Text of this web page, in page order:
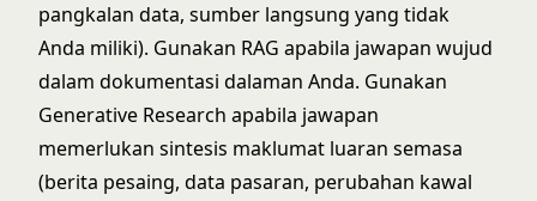
pangkalan data, sumber langsung yang tidak
Anda miliki). Gunakan RAG apabila jawapan wujud
dalam dokumentasi dalaman Anda. Gunakan
Generative Research apabila jawapan
memerlukan sintesis maklumat luaran semasa
(berita pesaing, data pasaran, perubahan kawal